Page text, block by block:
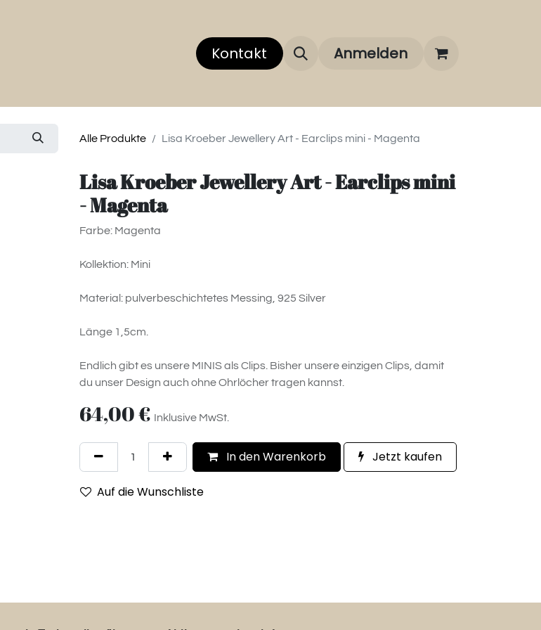
Über uns Über unsere Marken FAQ
Kontakt Anmelden
Alle Produkte Lisa Kroeber Jewellery Art - Earclips mini - Magenta
Lisa Kroeber Jewellery Art - Earclips mini
- Magenta
Farbe: Magenta
Kollektion: Mini
Material: pulverbeschichtetes Messing, 925 Silver
Länge 1,5cm.
Endlich gibt es unsere MINIS als Clips. Bisher unsere einzigen Clips, damit
du unser Design auch ohne Ohrlöcher tragen kannst.
64,00€ Inklusive MwSt.
In den Warenkorb Jetzt kaufen
Auf die Wunschliste